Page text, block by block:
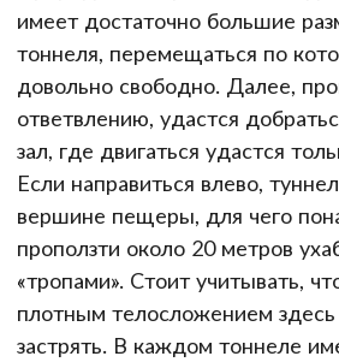
имеет достаточно большие
тоннеля, перемещаться по
довольно свободно. Далее,
ответвлению, удастся
зал, где двигаться удастся
Если направиться влево,
вершине пещеры, для чего
проползти около 20 метров
«тропами». Стоит учитывать,
плотным телосложением здесь
застрять. В каждом тоннеле